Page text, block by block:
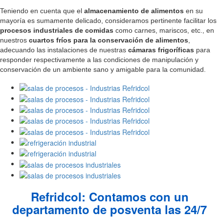
Teniendo en cuenta que el almacenamiento de alimentos en su
mayoría es sumamente delicado, consideramos pertinente facilitar los
procesos industriales de comidas como carnes, mariscos, etc., en
nuestros cuartos fríos para la conservación de alimentos
adecuando las instalaciones de nuestras cámaras frigoríficas para
responder respectivamente a las condiciones de manipulación y
conservación de un ambiente sano y amigable para la comunidad.
Refridcol: Contamos con un
departamento de posventa las 24/7